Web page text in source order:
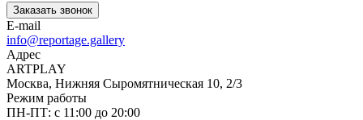
Заказать звонок
E-mail
info@reportage.gallery
Адрес
ARTPLAY
Москва, Нижняя Сыромятническая 10, 2/3
Режим работы
ПН-ПТ: с 11:00 до 20:00